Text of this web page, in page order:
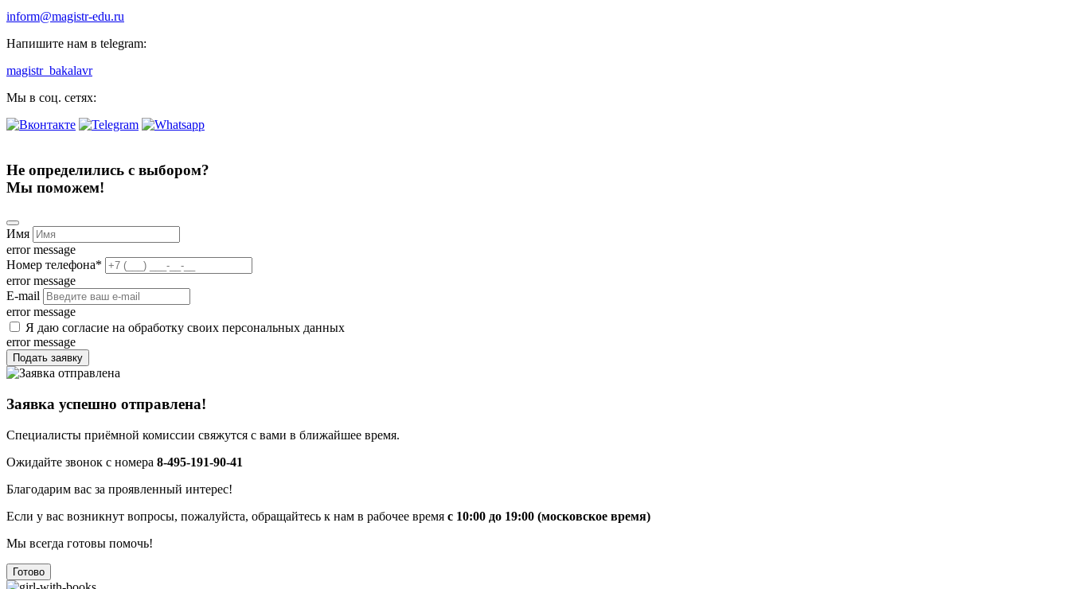
inform@magistr-edu.ru
Напишите нам в telegram:
magistr_bakalavr
Мы в соц. сетях:
Не определились с выбором?
Мы поможем!
Имя
error message
Номер телефона*
error message
E-mail
error message
Я даю согласие на обработку своих персональных данных
error message
Подать заявку
Заявка успешно отправлена!
Специалисты приёмной комиссии свяжутся с вами в ближайшее время.
Ожидайте звонок с номера 8-495-191-90-41
Благодарим вас за проявленный интерес!
Если у вас возникнут вопросы, пожалуйста, обращайтесь к нам в рабочее время с 10:00 до 19:00 (московское время)
Мы всегда готовы помочь!
Готово